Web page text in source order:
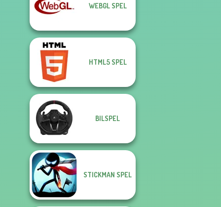
Boxing Gang
WEBGL SPEL
HTML5 SPEL
BILSPEL
STICKMAN SPEL